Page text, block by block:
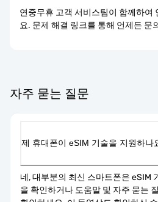
연중무휴 고객 서비스팀이 함께하여
요. 문제 해결 링크를 통해 언제든 문
자주 묻는 질문
제 휴대폰이 eSIM 기술을 지원하나
네, 대부분의 최신 스마트폰은 eSIM
을 확인하거나 도움말 및 자주 묻는